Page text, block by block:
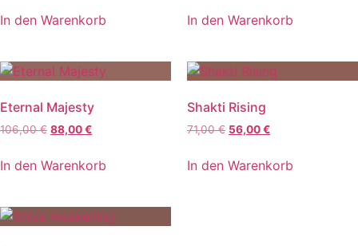
In den Warenkorb In den Warenkorb
Eternal Majesty
106,00€ 88,00€
In den Warenkorb
Shakti Rising
71,00€ 56,00€
In den Warenkorb